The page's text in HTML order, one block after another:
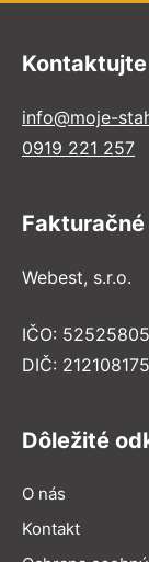
info@moje-
0919 221 257
Webest, s.r.o.
IČO: 52525805
DIČ:
Dôležité
O nás
Kontakt